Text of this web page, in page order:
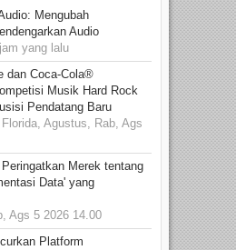
Mengubah
Audio
yang lalu
dan Coca-Cola®
Musik Hard Rock
Pendatang Baru
Agustus, Rab, Ags
Merek tentang
Data' yang
Ags 5 2026 14.00
Platform